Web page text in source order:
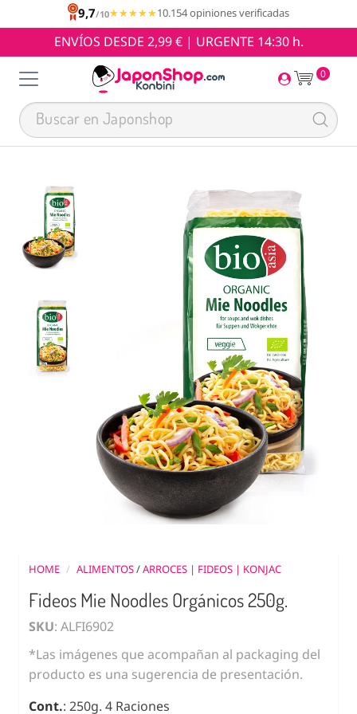
9,7/10★★★★★
★★★★★10.154 opiniones verificadas
ENVÍOS DESDE 2,99 € | URGENTE 14:30 h.
0
HOME / ALIMENTOS/ARROCES | FIDEOS | KONJAC
Fideos Mie Noodles Orgánicos 250g.
SKU: ALFI6902
*Las imágenes que acompañan al packaging del
producto es una sugerencia de presentación.
Cont.: 250g. 4 Raciones